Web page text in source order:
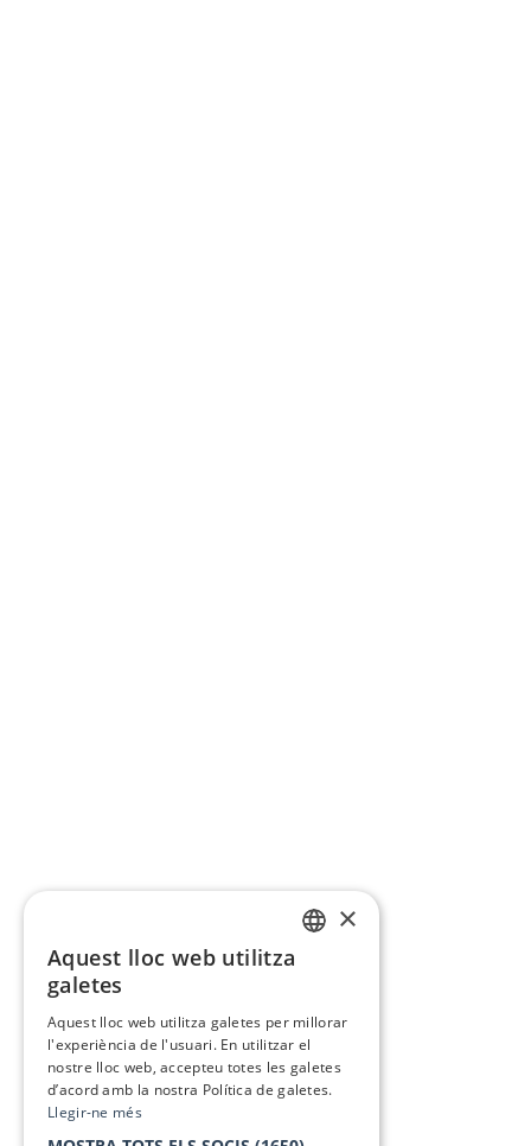
×
Aquest lloc web utilitza
galetes
Aquest lloc web utilitza galetes per millorar
l'experiència de l'usuari. En utilitzar el
nostre lloc web, accepteu totes les galetes
d’acord amb la nostra Política de galetes.
Llegir-ne més